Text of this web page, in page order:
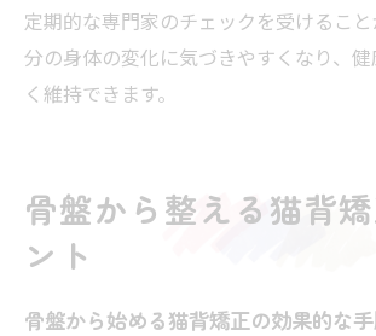
定期的な専門家のチェックを受けるこ
分の身体の変化に気づきやすくなり、
く維持できます。
骨盤から整える猫背
ント
骨盤から始める猫背矯正の効果的な